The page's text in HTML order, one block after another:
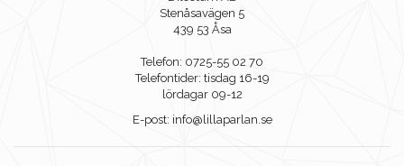
Stenåsavägen 5
439 53 Åsa
Telefon: 0725-55 02 70
Telefontider: tisdag 16-19
lördagar 09-12
E-post: info@lillaparlan.se